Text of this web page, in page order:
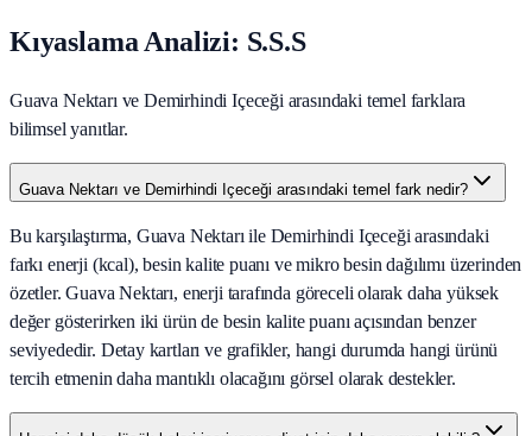
Kıyaslama Analizi: S.S.S
Guava Nektarı ve Demirhindi Içeceği arasındaki temel farklara
bilimsel yanıtlar.
Guava Nektarı ve Demirhindi Içeceği arasındaki temel fark nedir?
Bu karşılaştırma, Guava Nektarı ile Demirhindi Içeceği arasındaki
farkı enerji (kcal), besin kalite puanı ve mikro besin dağılımı üzerinden
özetler. Guava Nektarı, enerji tarafında göreceli olarak daha yüksek
değer gösterirken iki ürün de besin kalite puanı açısından benzer
seviyededir. Detay kartları ve grafikler, hangi durumda hangi ürünü
tercih etmenin daha mantıklı olacağını görsel olarak destekler.